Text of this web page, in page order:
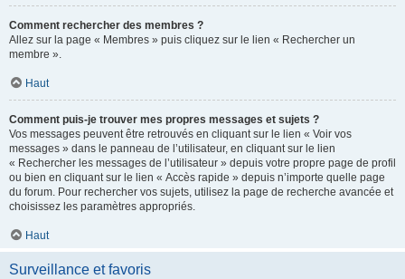
Comment rechercher des membres ?
Allez sur la page « Membres » puis cliquez sur le lien « Rechercher un
membre ».
Haut
Comment puis-je trouver mes propres messages et sujets ?
Vos messages peuvent être retrouvés en cliquant sur le lien « Voir vos
messages » dans le panneau de l’utilisateur, en cliquant sur le lien
« Rechercher les messages de l’utilisateur » depuis votre propre page de profil
ou bien en cliquant sur le lien « Accès rapide » depuis n’importe quelle page
du forum. Pour rechercher vos sujets, utilisez la page de recherche avancée et
choisissez les paramètres appropriés.
Haut
Surveillance et favoris